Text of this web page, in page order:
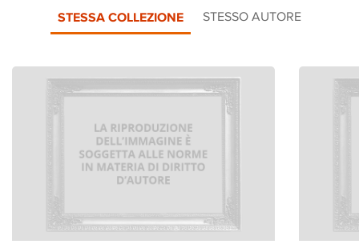
STESSA COLLEZIONE STESSO AUTORE